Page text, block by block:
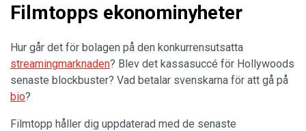
Filmtopps ekonominyheter
Hur går det för bolagen på den konkurrensutsatta
streamingmarknaden? Blev det kassasuccé för Hollywoods
senaste blockbuster? Vad betalar svenskarna för att gå på
bio?
Filmtopp håller dig uppdaterad med de senaste